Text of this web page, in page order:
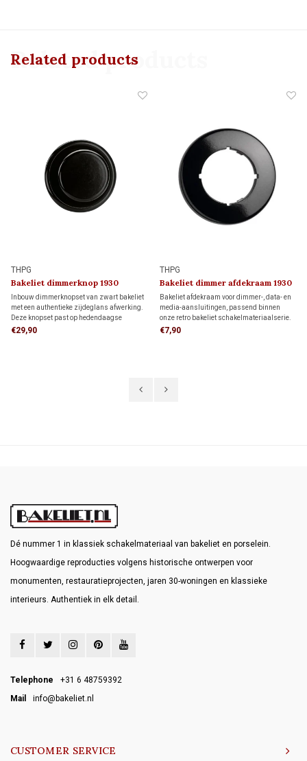
Related products
Related products
THPG
Bakeliet dimmerknop 1930
Inbouw dimmerknopset van zwart bakeliet
met een authentieke zijdeglans afwerking.
Deze knopset past op hedendaagse
dimmers met een 4 mm draai-as en is
€29,90
THPG
Bakeliet dimmer afdekraam 1930
Bakeliet afdekraam voor dimmer-, data- en
media-aansluitingen, passend binnen
onze retro bakeliet schakelmateriaalserie.
Uitgevoerd in zwart voor een authentieke
€7,90
Dé nummer 1 in klassiek schakelmateriaal van bakeliet en porselein.
Hoogwaardige reproducties volgens historische ontwerpen voor
monumenten, restauratieprojecten, jaren 30-woningen en klassieke
interieurs. Authentiek in elk detail.
Telephone
+31 6 48759392
Mail
info@bakeliet.nl
CUSTOMER SERVICE